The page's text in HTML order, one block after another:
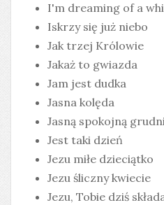
I'm dreaming of a
Iskrzy się już niebo
Jak trzej Królowie
Jakaż to gwiazda
Jam jest dudka
Jasna kolęda
Jasną spokojną
Jest taki dzień
Jezu miłe dzieciątko
Jezu śliczny kwiecie
Jezu, Tobie dziś